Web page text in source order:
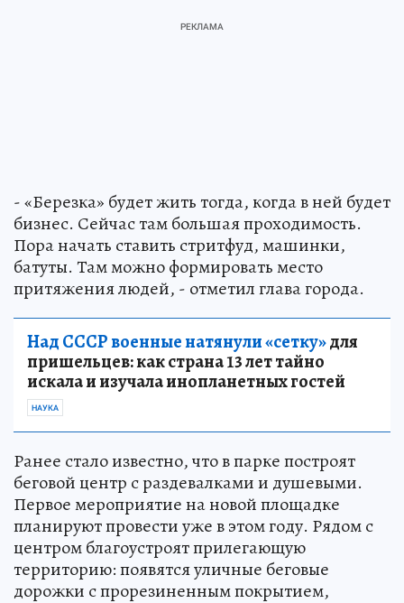
- «Березка» будет жить тогда, когда в ней будет
бизнес. Сейчас там большая проходимость.
Пора начать ставить стритфуд, машинки,
батуты. Там можно формировать место
притяжения людей, - отметил глава города.
Над СССР военные натянули «сетку»для
пришельцев: как страна 13 лет тайно
искала и изучала инопланетных гостей
НАУКА
Ранее стало известно, что в парке построят
беговой центр с раздевалками и душевыми.
Первое мероприятие на новой площадке
планируют провести уже в этом году. Рядом с
центром благоустроят прилегающую
территорию: появятся уличные беговые
дорожки с прорезиненным покрытием,